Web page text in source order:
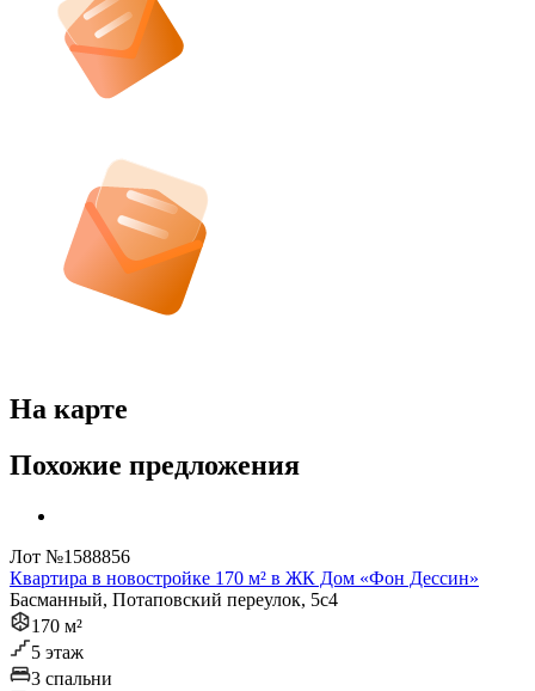
На карте
Похожие предложения
Лот №1588856
Квартира в новостройке 170 м² в ЖК Дом «Фон Дессин»
Басманный, Потаповский переулок, 5с4
170 м²
5 этаж
3 спальни